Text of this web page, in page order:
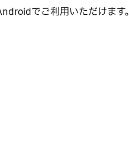
でご利用いただけます。